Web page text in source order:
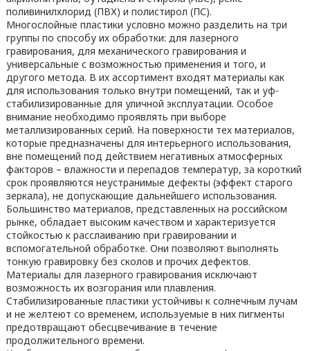
поливинилхлорид (ПВХ) и полистирол (ПС).
Многослойные пластики условно можно разделить на три
группы по способу их обработки: для лазерного
гравирования, для механического гравирования и
универсальные с возможностью применения и того, и
другого метода. В их ассортимент входят материалы как
для использования только внутри помещений, так и уф-
стабилизированные для уличной эксплуатации. Особое
внимание необходимо проявлять при выборе
металлизированных серий. На поверхности тех материалов,
которые предназначены для интерьерного использования,
вне помещений под действием негативных атмосферных
факторов – влажности и перепадов температур, за короткий
срок проявляются неустранимые дефекты (эффект старого
зеркала), не допускающие дальнейшего использования.
Большинство материалов, представленных на российском
рынке, обладает высоким качеством и характеризуется
стойкостью к расслаиванию при гравировании и
вспомогательной обработке. Они позволяют выполнять
тонкую гравировку без сколов и прочих дефектов.
Материалы для лазерного гравирования исключают
возможность их возгорания или плавления.
Стабилизированные пластики устойчивы к солнечным лучам
и не желтеют со временем, используемые в них пигменты
предотвращают обесцвечивание в течение
продолжительного времени.